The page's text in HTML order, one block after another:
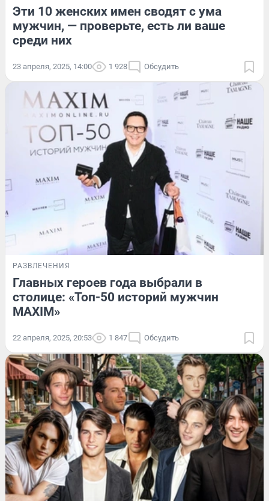
Эти 10 женских имен сводят с ума
мужчин, — проверьте, есть ли ваше
среди них
23 апреля, 2025, 14:00 1 928 Обсудить
РАЗВЛЕЧЕНИЯ
Главных героев года выбрали в
столице: «Топ-50 историй мужчин
MAXIM»
22 апреля, 2025, 20:53 1 847 Обсудить